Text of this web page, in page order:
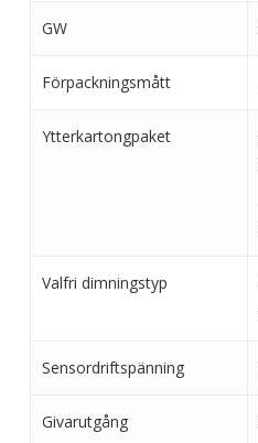
GW
Förpackningsmått
Ytterkartongpaket
Valfri dimningstyp
Sensordriftspänning
Givarutgång